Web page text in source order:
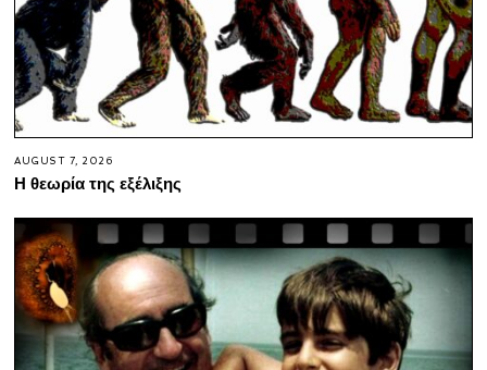
AUGUST 7, 2026
Η θεωρία της εξέλιξης